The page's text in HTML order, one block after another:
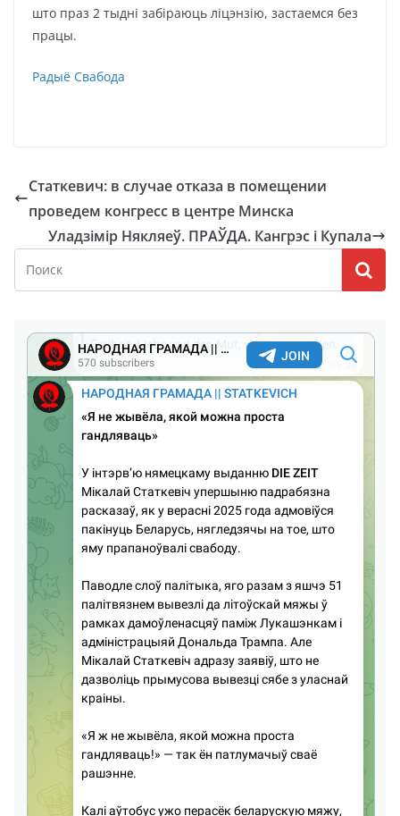
што праз 2 тыдні забіраюць ліцэнзію, застаемся без
працы.
Радыё Свабода
Статкевич: в случае отказа в помещении
проведем конгресс в центре Минска
Уладзімір Някляеў. ПРАЎДА. Кангрэс і Купала